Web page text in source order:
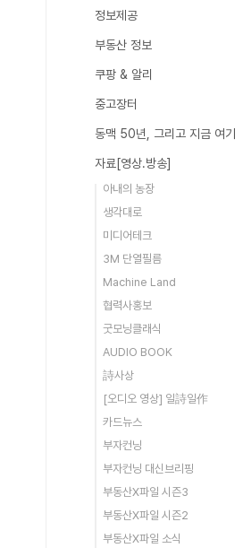
정보제공
부동산 정보
쿠팡 & 알리
중고장터
동맥 50년, 그리고 지금 여기
자료[영상.방송]
아내의 농장
생각대로
미디어테크
3M 단열필름
Machine Land
협력사홍보
굿모닝클래식
AUDIO BOOK
詩사상
[오디오 영상] 일詩일作
카드뉴스
부자컨닝
부자컨닝 대신브리핑
부동산X파일 시즌3
부동산X파일 시즌2
부동산X파일 소식